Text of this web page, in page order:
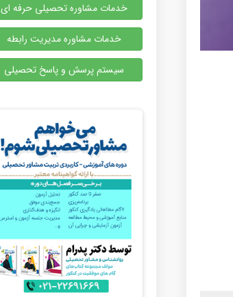
خدمات مشاوره تحصیلی حرفه ای
خدمات مشاوره مدیریت رابطه
سیستم پرسش و پاسخ تحصیلی